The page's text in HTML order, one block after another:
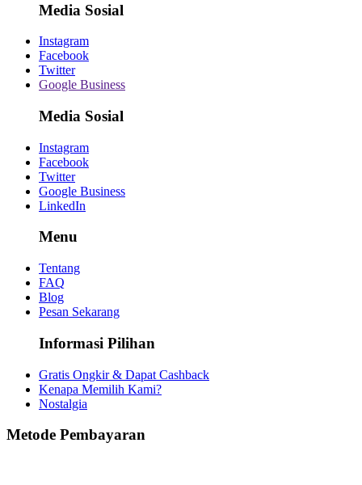
Media Sosial
Instagram
Facebook
Twitter
Google Business
Media Sosial
Instagram
Facebook
Twitter
Google Business
LinkedIn
Menu
Tentang
FAQ
Blog
Pesan Sekarang
Informasi Pilihan
Gratis Ongkir & Dapat Cashback
Kenapa Memilih Kami?
Nostalgia
Metode Pembayaran